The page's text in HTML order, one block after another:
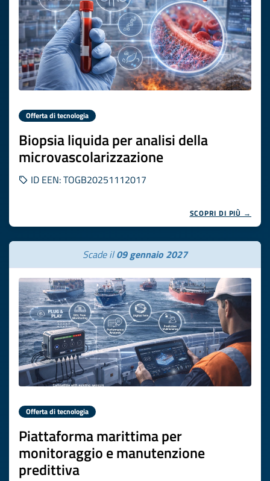
Offerta di tecnologia
Biopsia liquida per analisi della
microvascolarizzazione
ID EEN: TOGB20251112017
SCOPRI DI PIÙ →
Scade il09 gennaio 2027
Offerta di tecnologia
Piattaforma marittima per
monitoraggio e manutenzione
predittiva